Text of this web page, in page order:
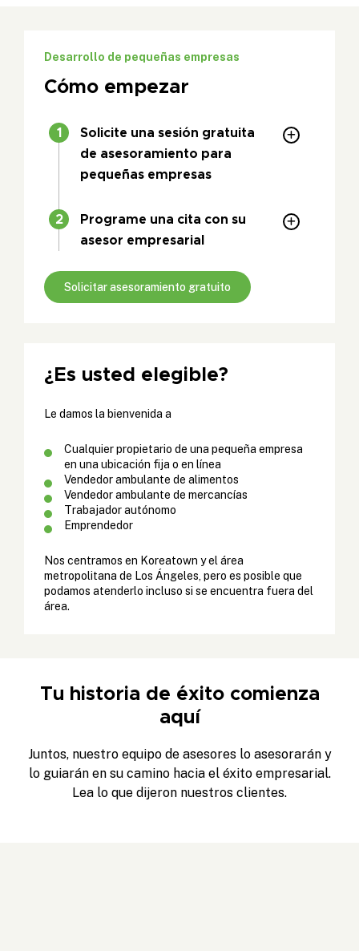
Desarrollo de pequeñas empresas
Cómo empezar
Solicite una sesión gratuita
de asesoramiento para
pequeñas empresas
Programe una cita con su
asesor empresarial
Solicitar asesoramiento gratuito
¿Es usted elegible?
Le damos la bienvenida a
Cualquier propietario de una pequeña empresa
en una ubicación fija o en línea
Vendedor ambulante de alimentos
Vendedor ambulante de mercancías
Trabajador autónomo
Emprendedor
Nos centramos en Koreatown y el área
metropolitana de Los Ángeles, pero es posible que
podamos atenderlo incluso si se encuentra fuera del
área.
Tu historia de éxito comienza
aquí
Juntos, nuestro equipo de asesores lo asesorarán y
lo guiarán en su camino hacia el éxito empresarial.
Lea lo que dijeron nuestros clientes.